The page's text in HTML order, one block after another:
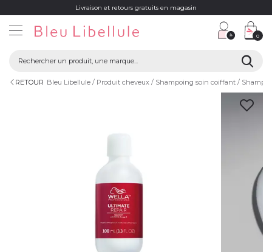
Livraison et retours gratuits en magasin
0
RETOUR Bleu Libellule Produit cheveux Shampoing soin coiffant